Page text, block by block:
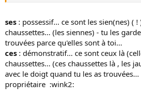
ses : possessif... ce sont les sien(nes) (
chaussettes... (les siennes) - tu les
trouvées parce qu'elles sont à toi...
ces : démonstratif... ce sont ceux là
chaussettes... (ces chaussettes là , les
avec le doigt quand tu les as
propriétaire :wink2: